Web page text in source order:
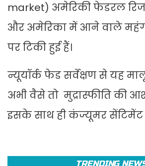
market) अमेरिकी फेडरल
और अमेरिका में आने वाले
पर टिकी हुई हैं।
न्यूयॉर्क फेड सर्वेक्षण से यह
अभी वैसे तो मुद्रास्फीति की
इसके साथ ही कंज्यूमर सेंटिमेंट